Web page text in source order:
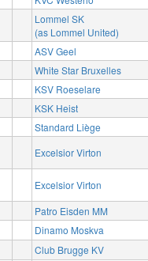
Lommel SK
(as Lommel United)
ASV Geel
White Star Bruxelles
KSV Roeselare
KSK Heist
Standard Liège
Excelsior Virton
Excelsior Virton
Patro Eisden MM
Dinamo Moskva
Club Brugge KV